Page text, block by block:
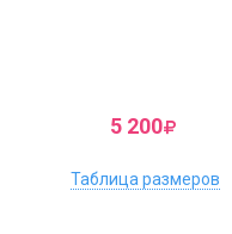
5 200
Таблица размеров